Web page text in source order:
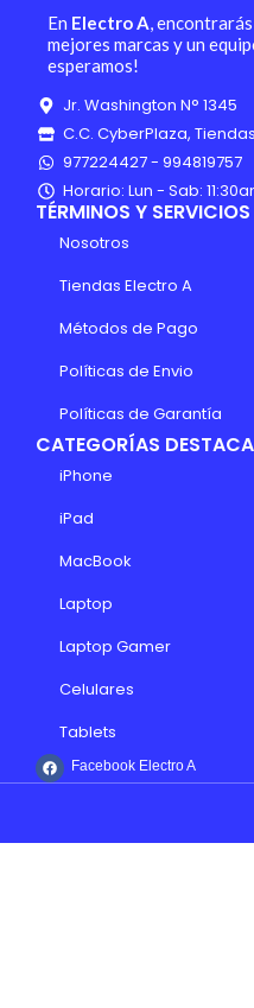
En Electro A,
mejores marcas y un
esperamos!
Jr. Washington N° 1345
C.C. CyberPlaza,
977224427 - 994819757
Horario: Lun - Sab:
TÉRMINOS Y SERVICIOS
Nosotros
Tiendas Electro A
Métodos de Pago
Políticas de Envio
Políticas de Garantía
CATEGORÍAS
iPhone
iPad
MacBook
Laptop
Laptop Gamer
Celulares
Tablets
Facebook Electro A